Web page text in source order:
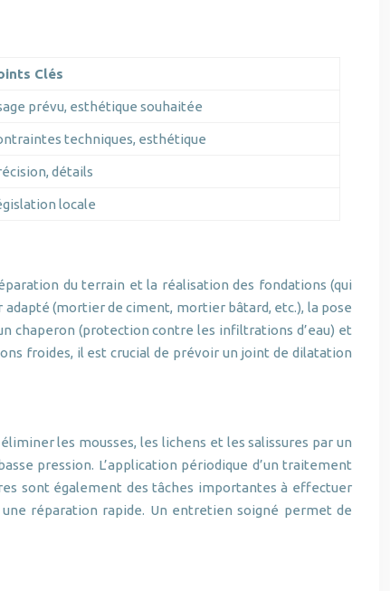
Clés
prévu, esthétique souhaitée
techniques, esthétique
détails
locale
du terrain et la réalisation des fondations (qui
(mortier de ciment, mortier bâtard, etc.), la pose
chaperon (protection contre les infiltrations d’eau) et
froides, il est crucial de prévoir un joint de dilatation
les mousses, les lichens et les salissures par un
pression. L’application périodique d’un traitement
sont également des tâches importantes à effectuer
réparation rapide. Un entretien soigné permet de